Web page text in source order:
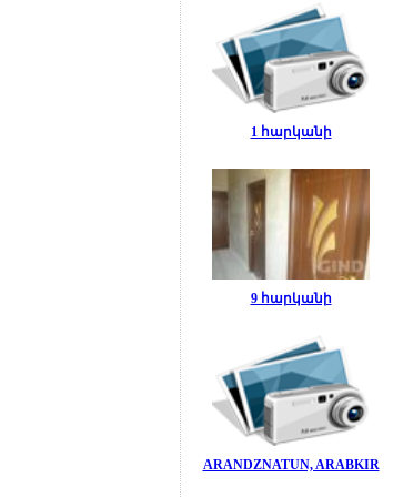
1 հարկանի
9 հարկանի
ARANDZNATUN, ARABKIR